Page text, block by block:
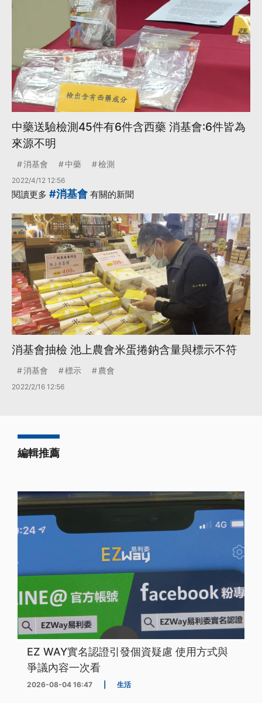
中藥送驗檢測45件有6件含西藥 消基會:6件皆為
來源不明
消基會 中藥 檢測
2022/4/12 12:56
閱讀更多 #消基會 有關的新聞
消基會抽檢 池上農會米蛋捲鈉含量與標示不符
消基會 標示 農會
2022/2/16 12:56
編輯推薦
EZ WAY實名認證引發個資疑慮 使用方式與
爭議內容一次看
2026-08-04 16:47 生活